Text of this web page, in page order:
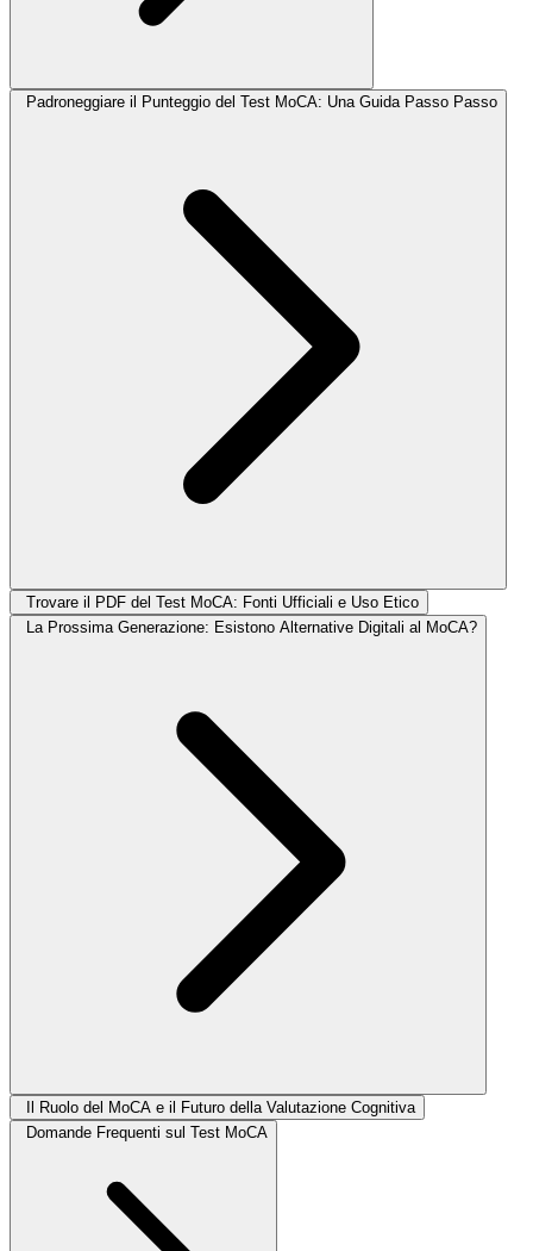
Padroneggiare il Punteggio del Test MoCA: Una Guida Passo Passo
Trovare il PDF del Test MoCA: Fonti Ufficiali e Uso Etico
La Prossima Generazione: Esistono Alternative Digitali al MoCA?
Il Ruolo del MoCA e il Futuro della Valutazione Cognitiva
Domande Frequenti sul Test MoCA